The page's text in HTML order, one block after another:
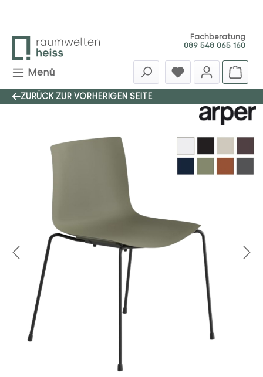
Fachberatung
089 548 065 160
Menü
ZURÜCK ZUR VORHERIGEN SEITE
Bildergalerie überspringen